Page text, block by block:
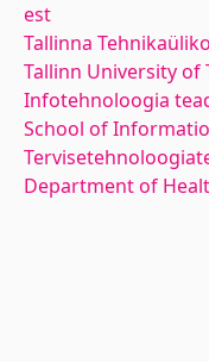
est
Tallinna
Tallinn University of
Infotehnoloogia
School of
Department of